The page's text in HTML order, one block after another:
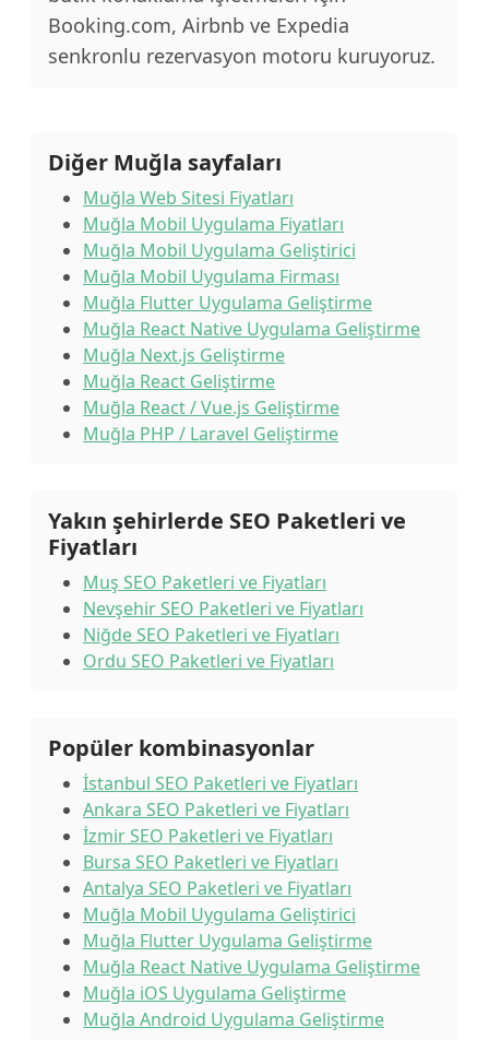
Booking.com, Airbnb ve Expedia
senkronlu rezervasyon motoru kuruyoruz.
Diğer Muğla sayfaları
Muğla Web Sitesi Fiyatları
Muğla Mobil Uygulama Fiyatları
Muğla Mobil Uygulama Geliştirici
Muğla Mobil Uygulama Firması
Muğla Flutter Uygulama Geliştirme
Muğla React Native Uygulama Geliştirme
Muğla Next.js Geliştirme
Muğla React Geliştirme
Muğla React / Vue.js Geliştirme
Muğla PHP / Laravel Geliştirme
Yakın şehirlerde SEO Paketleri ve
Fiyatları
Muş SEO Paketleri ve Fiyatları
Nevşehir SEO Paketleri ve Fiyatları
Niğde SEO Paketleri ve Fiyatları
Ordu SEO Paketleri ve Fiyatları
Popüler kombinasyonlar
İstanbul SEO Paketleri ve Fiyatları
Ankara SEO Paketleri ve Fiyatları
İzmir SEO Paketleri ve Fiyatları
Bursa SEO Paketleri ve Fiyatları
Antalya SEO Paketleri ve Fiyatları
Muğla Mobil Uygulama Geliştirici
Muğla Flutter Uygulama Geliştirme
Muğla React Native Uygulama Geliştirme
Muğla iOS Uygulama Geliştirme
Muğla Android Uygulama Geliştirme